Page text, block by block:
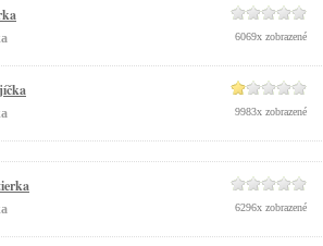
6069x zobrazené
9983x zobrazené
6296x zobrazené